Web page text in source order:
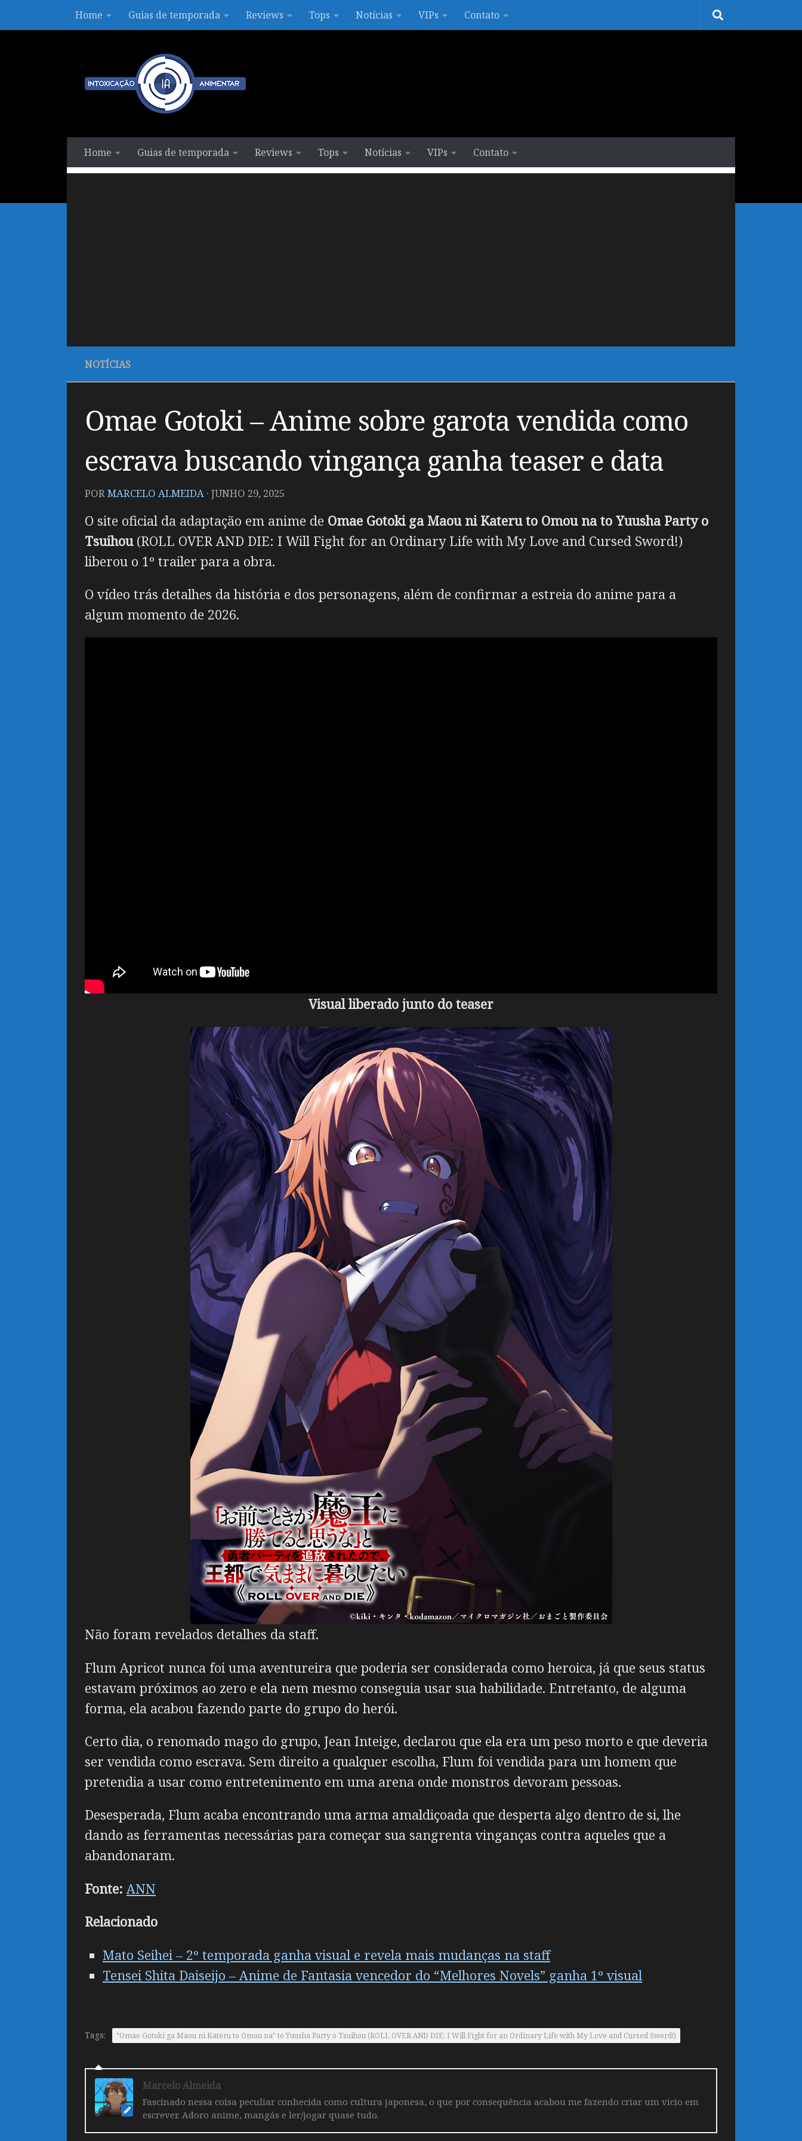
Skip to contentHome Guias de temporada Reviews Tops Notícias VIPs Contato
Home Guias de temporada Reviews Tops Notícias VIPs Contato
NOTÍCIAS
Omae Gotoki – Anime sobre garota vendida como
escrava buscando vingança ganha teaser e data
PORMARCELO ALMEIDA · JUNHO 29, 2025
O site oficial da adaptação em anime de Omae Gotoki ga Maou ni Kateru to Omou na to Yuusha Party o
Tsuihou(ROLL OVER AND DIE: I Will Fight for an Ordinary Life with My Love and Cursed Sword!)
liberou o 1º trailer para a obra.
O vídeo trás detalhes da história e dos personagens, além de confirmar a estreia do anime para a
algum momento de 2026.
Visual liberado junto do teaser
Não foram revelados detalhes da staff.
Flum Apricot nunca foi uma aventureira que poderia ser considerada como heroica, já que seus status
estavam próximos ao zero e ela nem mesmo conseguia usar sua habilidade. Entretanto, de alguma
forma, ela acabou fazendo parte do grupo do herói.
Certo dia, o renomado mago do grupo, Jean Inteige, declarou que ela era um peso morto e que deveria
ser vendida como escrava. Sem direito a qualquer escolha, Flum foi vendida para um homem que
pretendia a usar como entretenimento em uma arena onde monstros devoram pessoas.
Desesperada, Flum acaba encontrando uma arma amaldiçoada que desperta algo dentro de si, lhe
dando as ferramentas necessárias para começar sua sangrenta vinganças contra aqueles que a
abandonaram.
Fonte: ANN
Relacionado
Mato Seihei – 2º temporada ganha visual e revela mais mudanças na staff
Tensei Shita Daiseijo – Anime de Fantasia vencedor do “Melhores Novels” ganha 1º visual
Tags: "Omae Gotoki ga Maou ni Kateru to Omou na" to Yuusha Party o Tsuihou (ROLL OVER AND DIE: I Will Fight for an Ordinary Life with My Love and Cursed Sword!)
Marcelo Almeida
Fascinado nessa coisa peculiar conhecida como cultura japonesa, o que por consequência acabou me fazendo criar um vicio em
escrever. Adoro anime, mangás e ler/jogar quase tudo.